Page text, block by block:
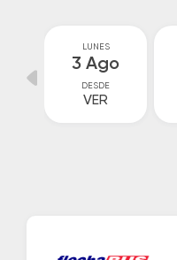
LUNES
3 Ago
DESDE
VER